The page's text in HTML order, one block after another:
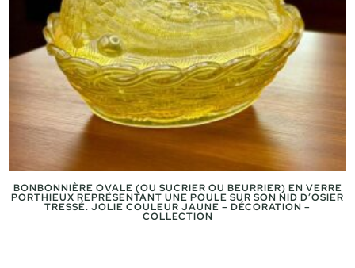
BONBONNIÈRE OVALE (OU SUCRIER OU BEURRIER) EN VERRE
PORTHIEUX REPRÉSENTANT UNE POULE SUR SON NID D’OSIER
TRESSÉ. JOLIE COULEUR JAUNE – DÉCORATION –
COLLECTION